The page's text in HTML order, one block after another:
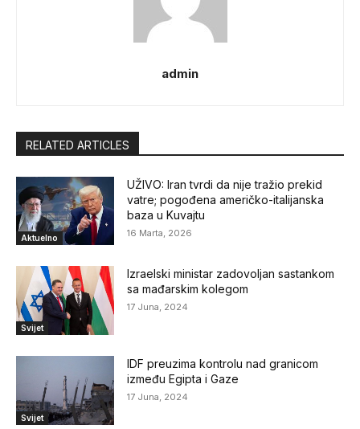
admin
RELATED ARTICLES
Aktuelno
UŽIVO: Iran tvrdi da nije tražio prekid
vatre; pogođena američko-italijanska
baza u Kuvajtu
16 Marta, 2026
Svijet
Izraelski ministar zadovoljan sastankom
sa mađarskim kolegom
17 Juna, 2024
Svijet
IDF preuzima kontrolu nad granicom
između Egipta i Gaze
17 Juna, 2024